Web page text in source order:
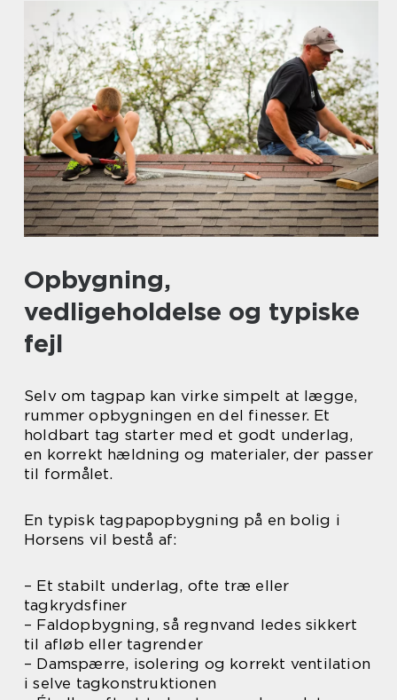
Opbygning,
vedligeholdelse og typiske
fejl
Selv om tagpap kan virke simpelt at lægge,
rummer opbygningen en del finesser. Et
holdbart tag starter med et godt underlag,
en korrekt hældning og materialer, der passer
til formålet.
En typisk tagpapopbygning på en bolig i
Horsens vil bestå af:
– Et stabilt underlag, ofte træ eller
tagkrydsfiner
– Faldopbygning, så regnvand ledes sikkert
til afløb eller tagrender
– Damspærre, isolering og korrekt ventilation
i selve tagkonstruktionen